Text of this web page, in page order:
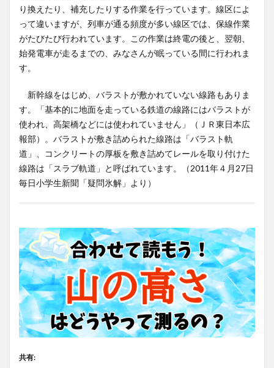
り換えたり、補充したりする作業を行っています。線区によ
って違いますが、列車が通る頻度が多い線区では、保線作業
がたびたび行われています。この作業は終電の後と、翌朝、
始発電車が走るまでの、みなさんが眠っている間に行われま
す。
新幹線をはじめ、バラストが敷かれていない線路もありま
す。「基本的に地面を走っている鉄道の線路にはバラストが
使われ、高架橋などには使われていません」（ＪＲ東日本広
報部）。バラストが敷き詰められた線路は「バラスト軌
道」、コンクリートの厚板を敷き詰めてレールを取り付けた
線路は「スラブ軌道」と呼ばれています。（2011年４月27日
毎日小学生新聞「疑問氷解」より）
共有: